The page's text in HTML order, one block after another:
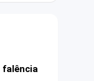
falência